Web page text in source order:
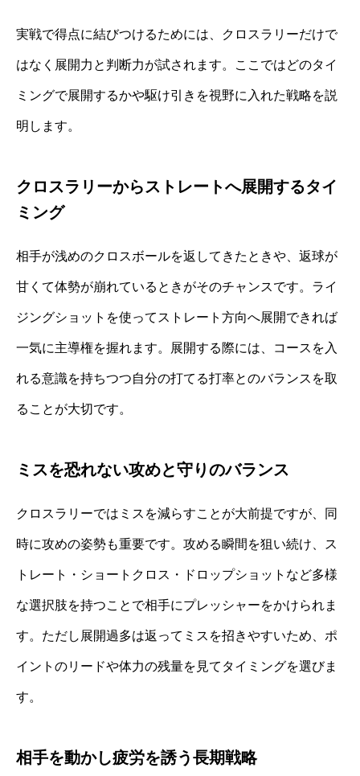
実戦で得点に結びつけるためには、クロスラリーだけで
はなく展開力と判断力が試されます。ここではどのタイ
ミングで展開するかや駆け引きを視野に入れた戦略を説
明します。
クロスラリーからストレートへ展開するタイ
ミング
相手が浅めのクロスボールを返してきたときや、返球が
甘くて体勢が崩れているときがそのチャンスです。ライ
ジングショットを使ってストレート方向へ展開できれば
一気に主導権を握れます。展開する際には、コースを入
れる意識を持ちつつ自分の打てる打率とのバランスを取
ることが大切です。
ミスを恐れない攻めと守りのバランス
クロスラリーではミスを減らすことが大前提ですが、同
時に攻めの姿勢も重要です。攻める瞬間を狙い続け、ス
トレート・ショートクロス・ドロップショットなど多様
な選択肢を持つことで相手にプレッシャーをかけられま
す。ただし展開過多は返ってミスを招きやすいため、ポ
イントのリードや体力の残量を見てタイミングを選びま
す。
相手を動かし疲労を誘う長期戦略